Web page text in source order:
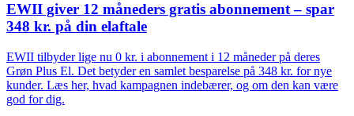
EWII giver 12 måneders gratis abonnement – spar
348 kr. på din elaftale
EWII tilbyder lige nu 0 kr. i abonnement i 12 måneder på deres
Grøn Plus El. Det betyder en samlet besparelse på 348 kr. for nye
kunder. Læs her, hvad kampagnen indebærer, og om den kan være
god for dig.